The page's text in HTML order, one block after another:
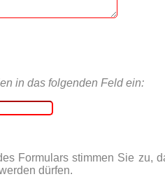
in das folgenden Feld ein:
Formulars stimmen Sie zu,
dürfen.